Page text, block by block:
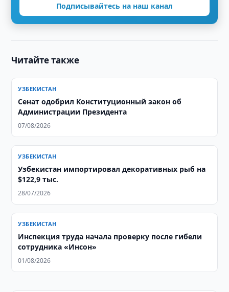
Подписывайтесь на наш канал
Читайте также
УЗБЕКИСТАН
Сенат одобрил Конституционный закон об
Администрации Президента
07/08/2026
УЗБЕКИСТАН
Узбекистан импортировал декоративных рыб на
$122,9 тыс.
28/07/2026
УЗБЕКИСТАН
Инспекция труда начала проверку после гибели
сотрудника «Инсон»
01/08/2026